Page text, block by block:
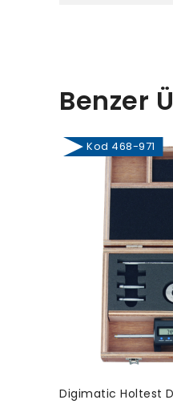
Benzer
Kod 468-971